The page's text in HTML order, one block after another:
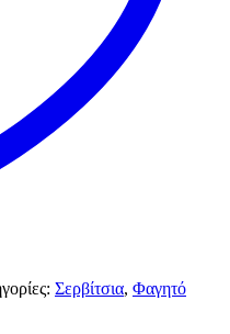
Σερβίτσια, Φαγητό